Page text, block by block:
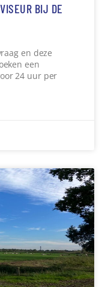
BIJ DE
en deze
een
24 uur per